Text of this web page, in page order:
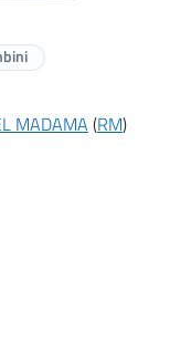
MADAMA (RM)